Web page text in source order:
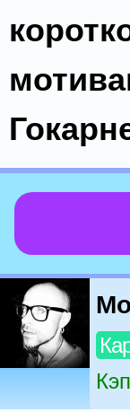
Кэп